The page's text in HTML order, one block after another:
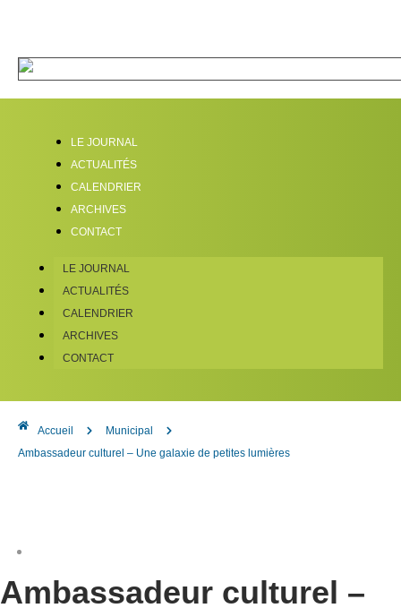
LE JOURNAL
ACTUALITÉS
CALENDRIER
ARCHIVES
CONTACT
LE JOURNAL
ACTUALITÉS
CALENDRIER
ARCHIVES
CONTACT
Accueil
Municipal
Ambassadeur culturel – Une galaxie de petites lumières
Ambassadeur culturel –